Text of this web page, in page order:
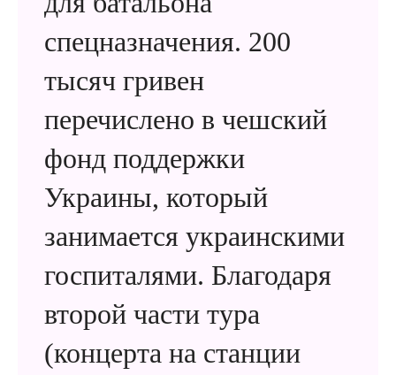
спецназначения. 200
тысяч гривен
перечислено в чешский
фонд поддержки
Украины, который
занимается украинскими
госпиталями. Благодаря
второй части тура
(концерта на станции